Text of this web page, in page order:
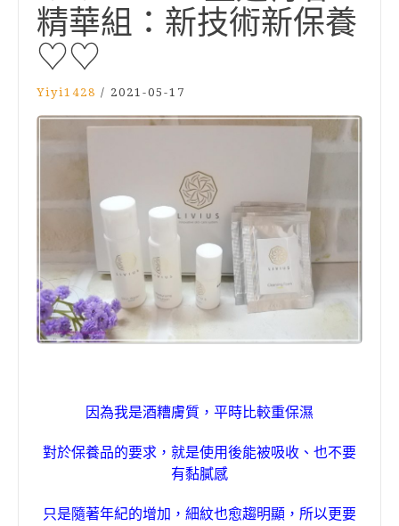
精華組：新技術新保養
♡♡
Yiyi1428 / 2021-05-17
因為我是酒糟膚質 ， 平時比較重保濕
對於保養品的要求 ， 就是使用後能被吸收 、 也不要
有黏膩感
只是隨著年紀的增加 ， 細紋也愈趨明顯 ， 所以更要